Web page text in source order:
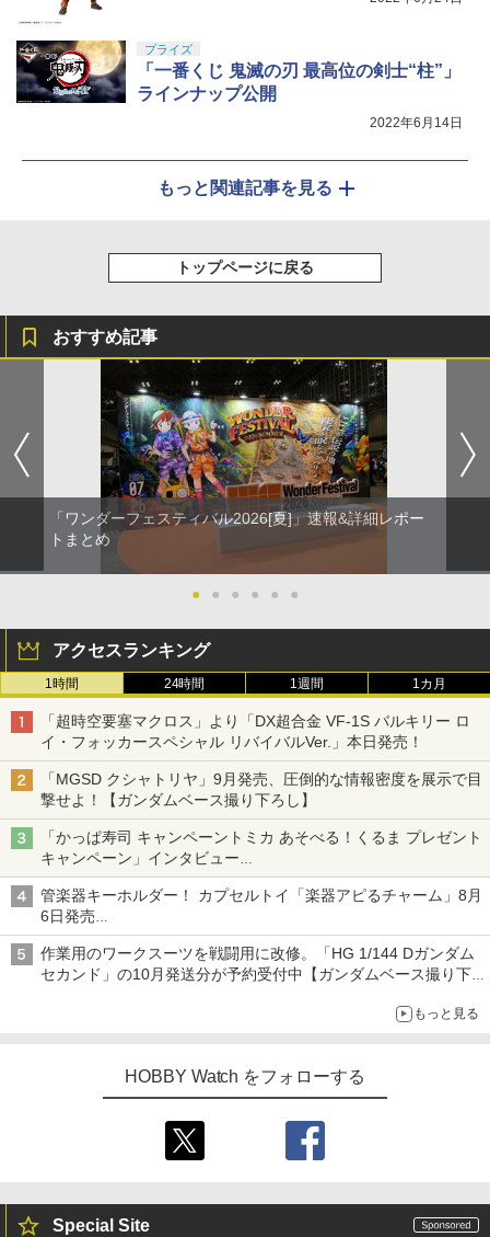
プライズ
「一番くじ 鬼滅の刃 最高位の剣士“柱”」
ラインナップ公開
2022年6月14日
もっと関連記事を見る
トップページに戻る
おすすめ記事
「ワンダーフェスティバル2026[夏]」速報&詳細レポー
トまとめ
● ● ● ● ● ●
アクセスランキング
1時間 24時間 1週間 1カ月
「超時空要塞マクロス」より「DX超合金 VF-1S バルキリー ロ
イ・フォッカースペシャル リバイバルVer.」本日発売！
「MGSD クシャトリヤ」9月発売、圧倒的な情報密度を展示で目
撃せよ！【ガンダムベース撮り下ろし】
「かっぱ寿司 キャンペーントミカ あそべる！くるま プレゼント
キャンペーン」インタビュー
子どもが楽しめるかっぱ寿司ならではの体験とコラボの楽しさを
追求
管楽器キーホルダー！ カプセルトイ「楽器アピるチャーム」8月
6日発売
チューバ、テナサクなど5種各3色
作業用のワークスーツを戦闘用に改修。「HG 1/144 Dガンダム
セカンド」の10月発送分が予約受付中【ガンダムベース撮り下
もっと見る
HOBBY Watch をフォローする
Special Site